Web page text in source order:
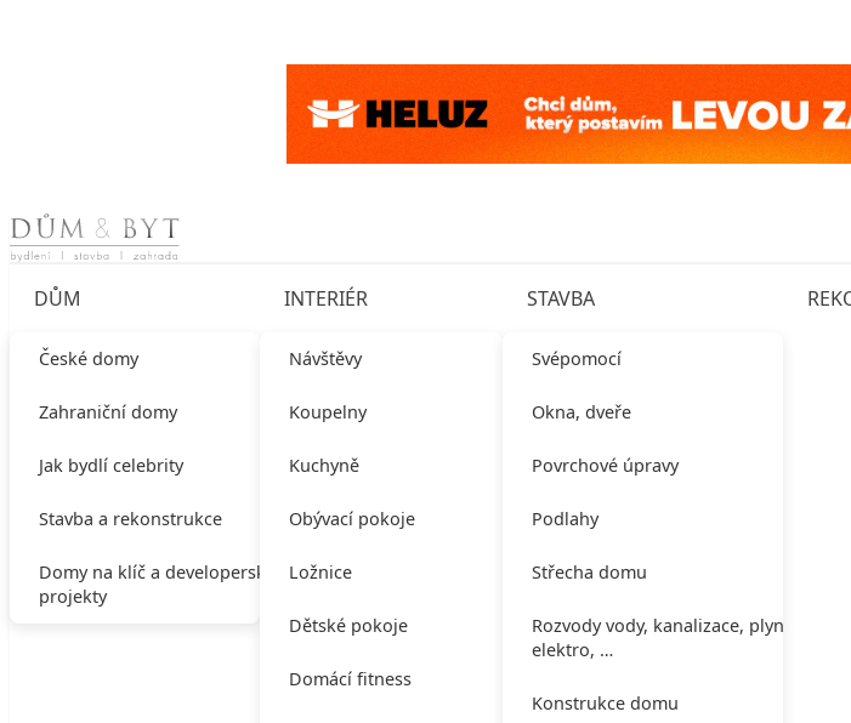
Skip to content
DŮM
České domy
Zahraniční domy
Jak bydlí celebrity
Stavba a rekonstrukce
Domy na klíč a developerské
projekty
INTERIÉR
Návštěvy
Koupelny
Kuchyně
Obývací pokoje
Ložnice
Dětské pokoje
Domácí fitness
STAVBA
Svépomocí
Okna, dveře
Povrchové úpravy
Podlahy
Střecha domu
Rozvody vody, kanalizace, plynu,
elektro, …
Konstrukce domu